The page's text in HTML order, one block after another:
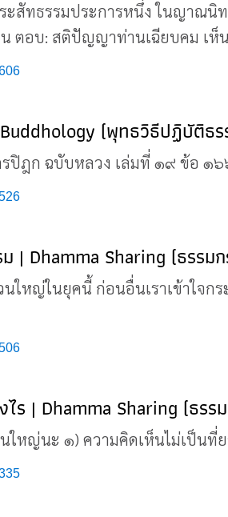
ะสัทธรรมประการหนึ่ง ในญาณ
ตอบ: สติปัญญาท่านเฉียบคม เห็
(พุทธวิธีปฏิบัติธร
ปิฎก ฉบับหลวง เล่มที่ ๑๙ ข้อ ๑
| Dhamma Sharing (ธรรมก
นใหญ่ในยุคนี้ ก่อนอื่นเราเข้าใจ
ร | Dhamma Sharing (ธรร
ใหญ่นะ ๑) ความคิดเห็นไม่เป็นที่